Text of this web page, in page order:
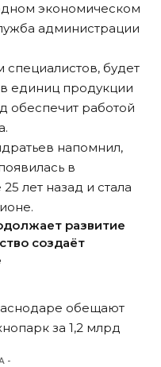
экономическом
администрации
будет
единиц продукции
обеспечит работой
напомнил,
в
лет назад и стала
развитие
создаёт
обещают
за 1,2 млрд
-